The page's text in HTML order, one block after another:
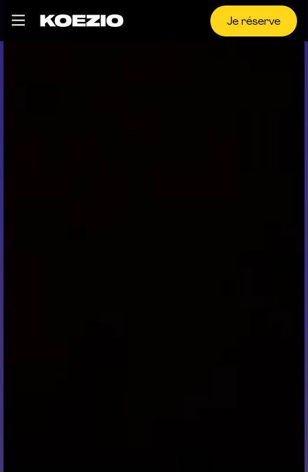
Je réserve